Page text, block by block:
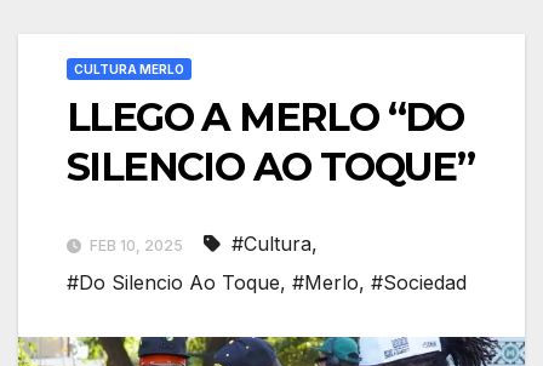
CULTURA MERLO
LLEGO A MERLO “DO
SILENCIO AO TOQUE”
FEB 10, 2025 #Cultura,
#Do Silencio Ao Toque, #Merlo, #Sociedad